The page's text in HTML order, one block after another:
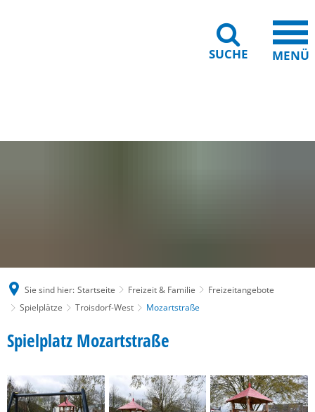
SUCHE MENÜ
Sie sind hier: Startseite Freizeit & Familie
Freizeitangebote
Spielplätze
Troisdorf-West Mozartstraße
Spielplatz Mozartstraße